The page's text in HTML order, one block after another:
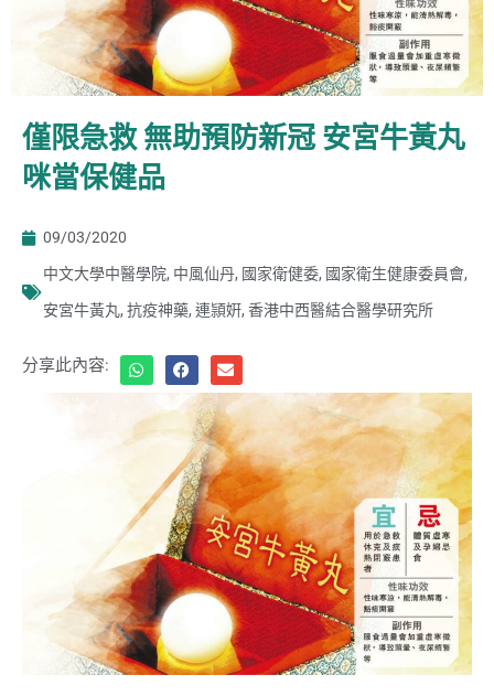
僅限急救 無助預防新冠 安宮牛黃丸
咪當保健品
09/03/2020
中文大學中醫學院, 中風仙丹, 國家衛健委, 國家衛生健康委員會,
安宮牛黃丸, 抗疫神藥, 連頴姸, 香港中西醫結合醫學研究所
分享此內容: